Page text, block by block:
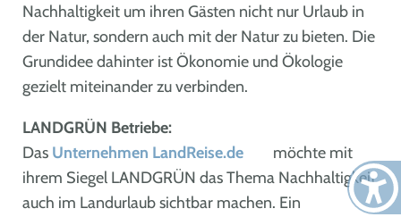
Nachhaltigkeit um ihren Gästen nicht nur Urlaub in
der Natur, sondern auch mit der Natur zu bieten. Die
Grundidee dahinter ist Ökonomie und Ökologie
gezielt miteinander zu verbinden.
LANDGRÜN Betriebe:
Das Unternehmen LandReise.de
möchte mit
ihrem Siegel LANDGRÜN das Thema Nachhaltigkeit
auch im Landurlaub sichtbar machen. Ein